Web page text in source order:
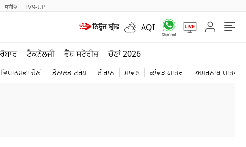
मनी9 TV9-UP
AQI
ਟੈਕਨੋਲਜੀ ਵੈੱਬ ਸਟੋਰੀਜ਼ ਚੋਣਾਂ 2026
ਚੋਣਾਂ ਡੋਨਾਲਡ ਟਰੰਪ ਈਰਾਨ ਸਾਵਣ ਕਾਂਵੜ ਯਾਤਰਾ ਅਮਰਨਾਥ ਯਾਤਰਾ
ਦੁਨੀਆ